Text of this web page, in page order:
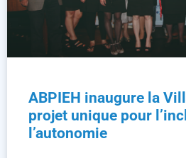
ABPIEH inaugure la
projet unique pour
l’autonomie